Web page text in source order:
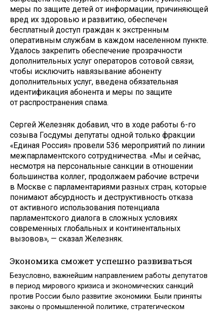
меры по защите детей от информации, причиняющей
вред их здоровью и развитию, обеспечен
бесплатный доступ граждан к экстренным
оперативным службам в каждом населенном пункте.
Удалось закрепить обеспечение прозрачности
дополнительных услуг операторов сотовой связи,
чтобы исключить навязывание абоненту
дополнительных услуг, введена обязательная
идентификация абонента и меры по защите
от распространения спама.
Сергей Железняк добавил, что в ходе работы 6-го
созыва Госдумы депутаты одной только фракции
«Единая Россия» провели 536 мероприятий по линии
межпарламентского сотрудничества. «Мы и сейчас,
несмотря на персональные санкции в отношении
большинства коллег, продолжаем рабочие встречи
в Москве с парламентариями разных стран, которые
понимают абсурдность и деструктивность отказа
от активного использования потенциала
парламентского диалога в сложных условиях
современных глобальных и континентальных
вызовов», — сказал Железняк.
Экономика сможет успешно развиваться
Безусловно, важнейшим направлением работы депутатов
в период мирового кризиса и экономических санкций
против России было развитие экономики. Были приняты
законы о промышленной политике, стратегическом